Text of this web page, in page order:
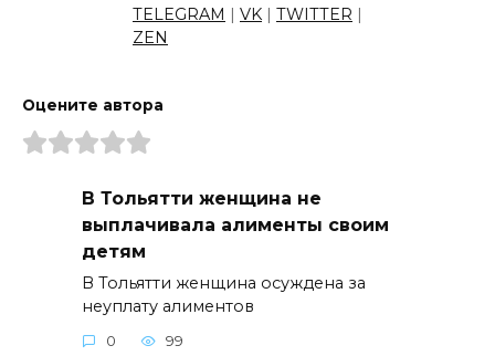
TELEGRAM | VK | TWITTER |
ZEN
Оцените автора
В Тольятти женщина не
выплачивала алименты своим
детям
В Тольятти женщина осуждена за
неуплату алиментов
0 99